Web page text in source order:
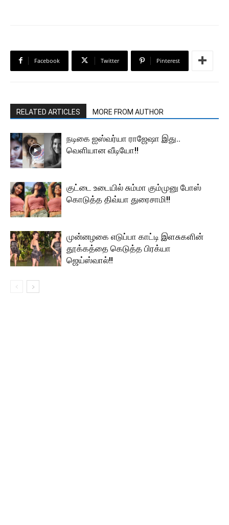
Facebook Twitter Pinterest
RELATED ARTICLES MORE FROM AUTHOR
நடிகை ஐஸ்வர்யா ராஜேஷா இது..
வெளியான வீடியோ!!
குட்டை உடையில் சும்மா கும்முனு போஸ்
கொடுத்த திவ்யா துரைசாமி!!
முன்னழகை எடுப்பா காட்டி இளசுகளின்
தூக்கத்தை கெடுத்த பிரக்யா
ஜெய்ஸ்வால்!!